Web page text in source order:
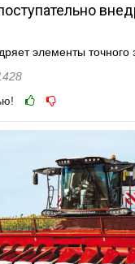
элементы точного